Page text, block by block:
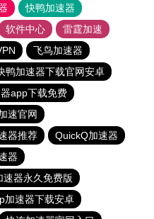
快鸭加速器
软件中心
雷霆加速
飞鸟加速器
鸭加速器下载官网安卓
app下载免费
速官网
器推荐
QuickQ加速器
器
速器永久免费版
加速器下载安卓